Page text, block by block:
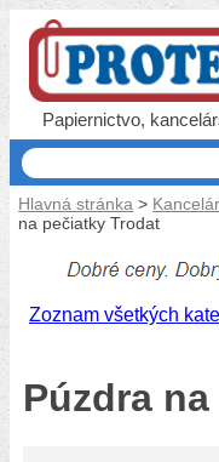
Papiernictvo,
Hlavná stránka >
na pečiatky Trodat
Zoznam všetkých
Púzdra